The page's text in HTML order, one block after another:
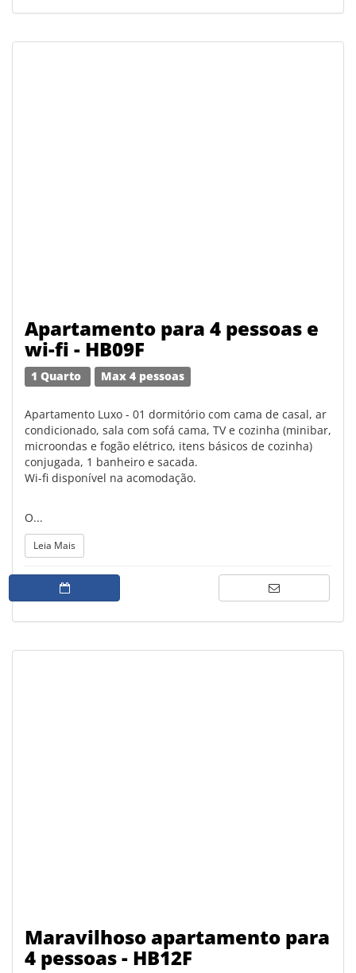
Apartamento para 4 pessoas e
wi-fi - HB09F
1 Quarto Max 4 pessoas
Apartamento Luxo - 01 dormitório com cama de casal, ar
condicionado, sala com sofá cama, TV e cozinha (minibar,
microondas e fogão elétrico, itens básicos de cozinha)
conjugada, 1 banheiro e sacada.
Wi-fi disponível na acomodação.
O...
Leia Mais
Maravilhoso apartamento para
4 pessoas - HB12F